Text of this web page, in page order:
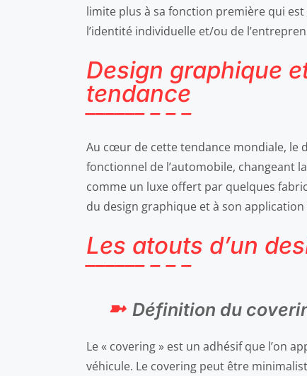
limite plus à sa fonction première qui
l’identité individuelle et/ou de
Design graphique
tendance
Au cœur de cette tendance mondiale, le
fonctionnel de l’automobile, changeant
comme un luxe offert par quelques
du design graphique et à son
Les atouts d’un
Définition du
Le « covering » est un adhésif que l’on
véhicule. Le covering peut être